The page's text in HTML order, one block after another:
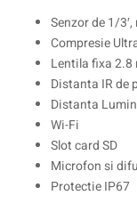
Senzor de 1/
Compresie
Lentila fixa 2.8
Distanta IR de
Distanta
Wi-Fi
Slot card SD
Microfon si
Protectie IP67